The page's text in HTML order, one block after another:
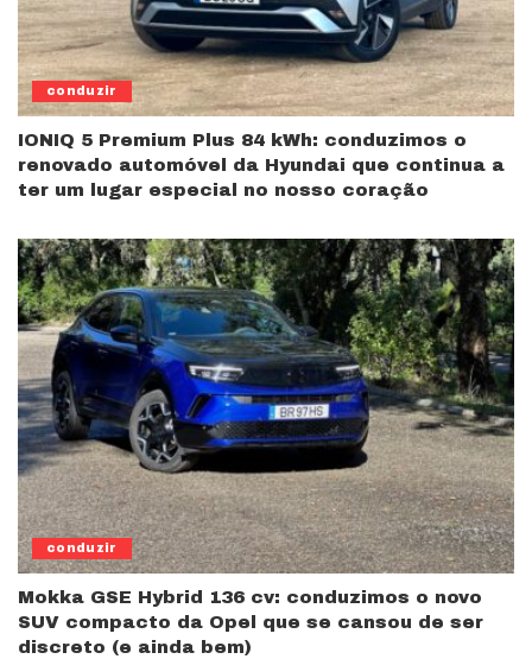
conduzir
IONIQ 5 Premium Plus 84 kWh: conduzimos o
renovado automóvel da Hyundai que continua a
ter um lugar especial no nosso coração
conduzir
Mokka GSE Hybrid 136 cv: conduzimos o novo
SUV compacto da Opel que se cansou de ser
discreto (e ainda bem)